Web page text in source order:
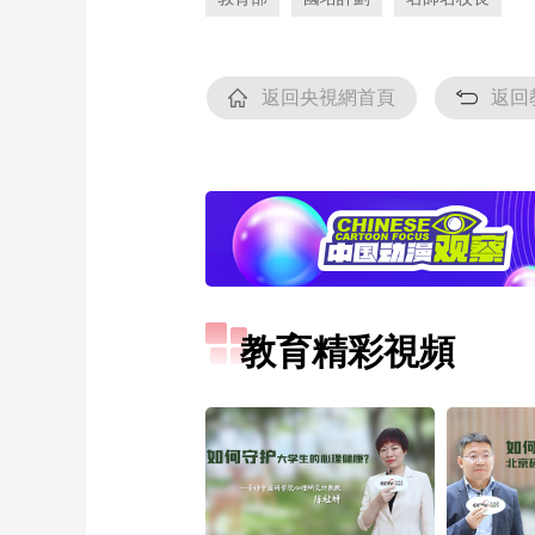
返回央視網首頁 返回
教育精彩視頻